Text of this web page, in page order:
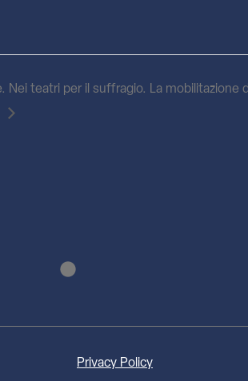
Nei teatri per il suffragio. La mobilitazione
Privacy Policy